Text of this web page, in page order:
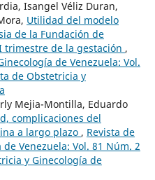
Isangel Véliz Duran,
Utilidad del modelo
de la Fundación de
trimestre de la gestación ,
de Venezuela: Vol.
de Obstetricia y
Mejia-Montilla, Eduardo
complicaciones del
a largo plazo , Revista de
Venezuela: Vol. 81 Núm. 2
y Ginecología de